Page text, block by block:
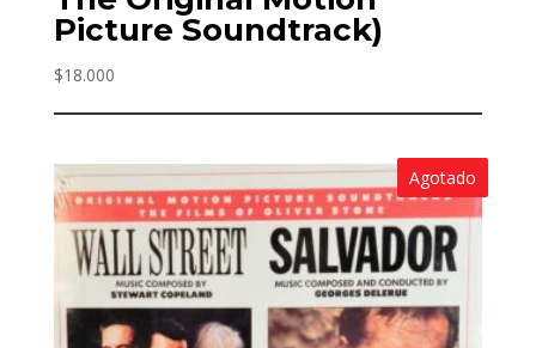
Picture Soundtrack)
$18.000
Agotado